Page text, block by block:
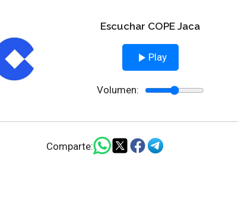
Escuchar COPE Jaca
Play
Volumen:
Comparte: